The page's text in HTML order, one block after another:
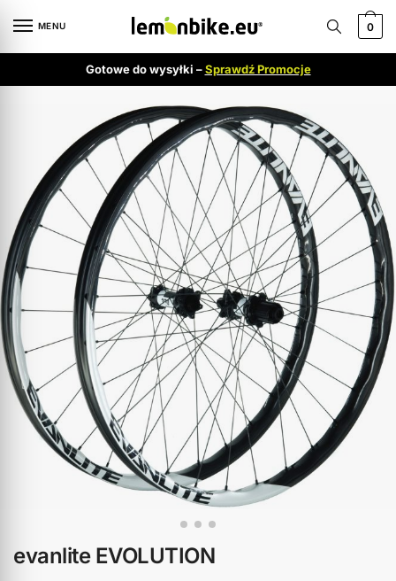
MENU 0
Gotowe do wysyłki –Sprawdź Promocje
evanlite EVOLUTION